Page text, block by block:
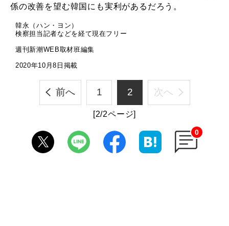
係の改善を望む韓国にも実利があるだろう。
韓永（ハン・ヨン）
検察担当記者などを経て現在フリー
週刊新潮WEB取材班編集
2020年10月8日掲載
前へ 1 2 次へ
[2/2ページ]
0